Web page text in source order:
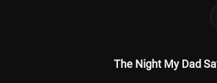
The Night My Dad